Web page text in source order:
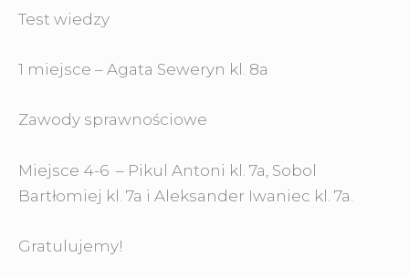
Test wiedzy
1 miejsce – Agata Seweryn kl. 8a
Zawody sprawnościowe
Miejsce 4-6 – Pikul Antoni kl. 7a, Sobol
Bartłomiej kl. 7a i Aleksander Iwaniec kl. 7a.
Gratulujemy!